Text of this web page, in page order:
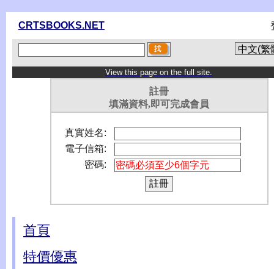
CRTSBOOKS.NET
View this page on the full site.
註冊
填滿資料,即可完成會員
真實姓名:
電子信箱:
密碼:
首頁
特價優惠